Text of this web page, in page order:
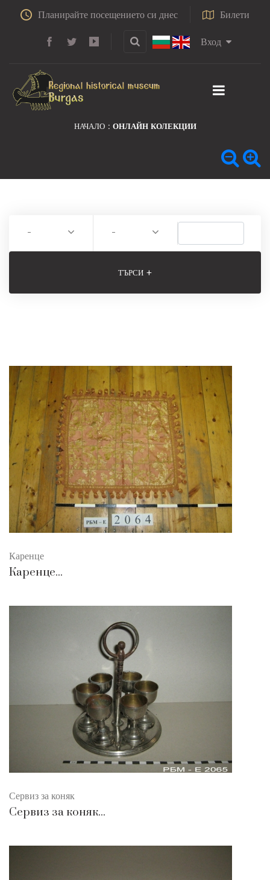
Планирайте посещението си днес Билети
Вход
НАЧАЛО ОНЛАЙН КОЛЕКЦИИ
- -
ТЪРСИ +
Каренце
Каренце...
Сервиз за коняк
Сервиз за коняк...